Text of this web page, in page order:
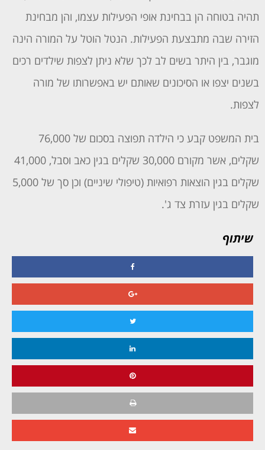
תהיה בטוחה הן בבחינת אופי הפעילות עצמו, והן מבחינת
הזירה שבה מתבצעת הפעילות. הנטל הוטל על המורה הינה
מוגבר, בין היתר בשים לב לכך שלא ניתן לצפות שילדים רכים
בשנים יצפו או הסיכונים שאותם יש באפשרותו של מורה
לצפות.
בית המשפט קבע כי הילדה תפוצה בסכום של 76,000
שקלים, אשר מקורם 30,000 שקלים בגין כאב וסבל, 41,000
שקלים בגין הוצאות רפואיות (טיפולי שיניים) וכן סך של 5,000
שקלים בגין עזרת צד ג'.
שיתוף